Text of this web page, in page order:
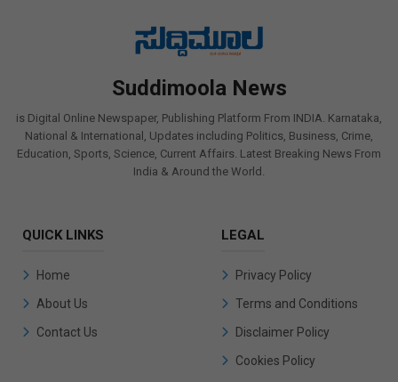
Suddimoola News
is Digital Online Newspaper, Publishing Platform From INDIA. Karnataka,
National & International, Updates including Politics, Business, Crime,
Education, Sports, Science, Current Affairs. Latest Breaking News From
India & Around the World.
QUICK LINKS
Home
About Us
Contact Us
LEGAL
Privacy Policy
Terms and Conditions
Disclaimer Policy
Cookies Policy